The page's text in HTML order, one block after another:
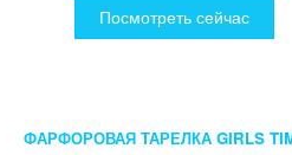
Посмотреть сейчас
ФАРФОРОВАЯ ТАРЕЛКА GIRLS